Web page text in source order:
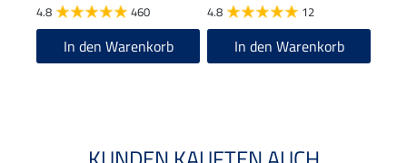
4.8 460
In den Warenkorb
4.8 12
In den Warenkorb